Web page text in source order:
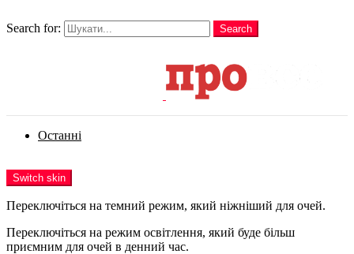
Search for:
Search
Останні
Switch skin
Переключіться на темний режим, який ніжніший для очей.
Переключіться на режим освітлення, який буде більш
приємним для очей в денний час.